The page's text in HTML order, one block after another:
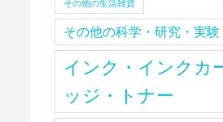
その他の生活雑貨
その他の科学・研究・実験
インク・インクカ
ッジ・トナー